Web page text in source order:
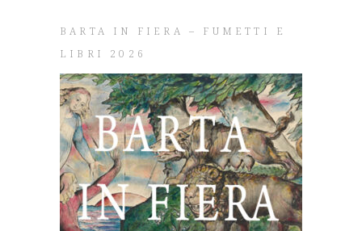
BARTA IN FIERA – FUMETTI E
LIBRI 2026